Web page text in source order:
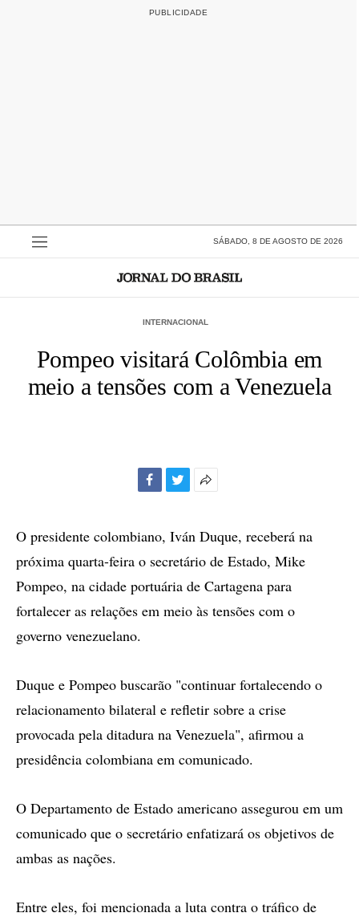
SÁBADO, 8 DE AGOSTO DE 2026
INTERNACIONAL
Pompeo visitará Colômbia em
meio a tensões com a Venezuela
compartilhamento
O presidente colombiano, Iván Duque, receberá na
próxima quarta-feira o secretário de Estado, Mike
Pompeo, na cidade portuária de Cartagena para
fortalecer as relações em meio às tensões com o
governo venezuelano.
Duque e Pompeo buscarão "continuar fortalecendo o
relacionamento bilateral e refletir sobre a crise
provocada pela ditadura na Venezuela", afirmou a
presidência colombiana em comunicado.
O Departamento de Estado americano assegurou em um
comunicado que o secretário enfatizará os objetivos de
ambas as nações.
Entre eles, foi mencionada a luta contra o tráfico de